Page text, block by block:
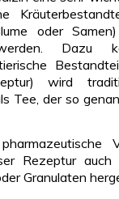
oder
Dazu
wird
Tee, der so
Rezeptur
Granulaten